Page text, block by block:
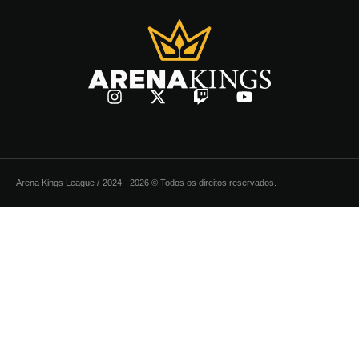
Arena Kings League / 2024 - 2026 © Todos os direitos reservados.